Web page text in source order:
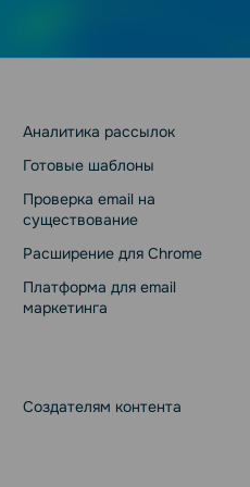
Аналитика рассылок
Готовые шаблоны
Проверка email на
существование
Расширение для Chrome
Платформа для email
маркетинга
Создателям контента